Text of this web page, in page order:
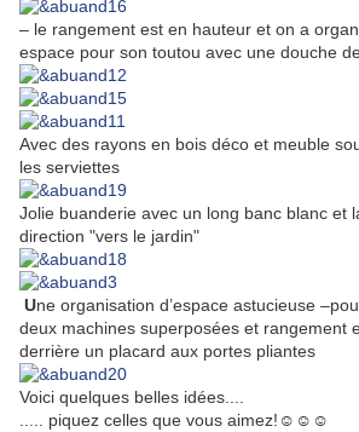
– le rangement est en hauteur et on a
espace pour son toutou avec une douche
Avec des rayons en bois déco et meuble
les serviettes
Jolie buanderie avec un long banc blanc et
direction "vers le jardin"
Une organisation d’espace astucieuse
deux machines superposées et rangement
derrière un placard aux portes pliantes
Voici quelques belles idées....
..... piquez celles que vous aimez!☺☺☺